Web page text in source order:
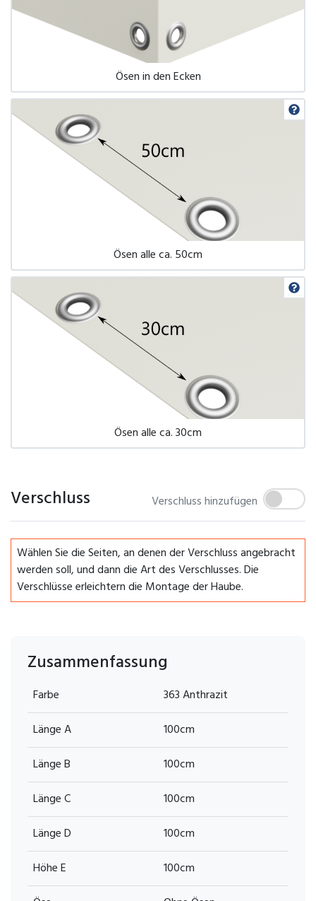
Ösen in den Ecken
Ösen alle ca. 50cm
Ösen alle ca. 30cm
Verschluss Verschluss hinzufügen
Wählen Sie die Seiten, an denen der Verschluss angebracht
werden soll, und dann die Art des Verschlusses. Die
Verschlüsse erleichtern die Montage der Haube.
Zusammenfassung
Farbe
363 Anthrazit
Länge A
100cm
Länge B
100cm
Länge C
100cm
Länge D
100cm
Höhe E
100cm